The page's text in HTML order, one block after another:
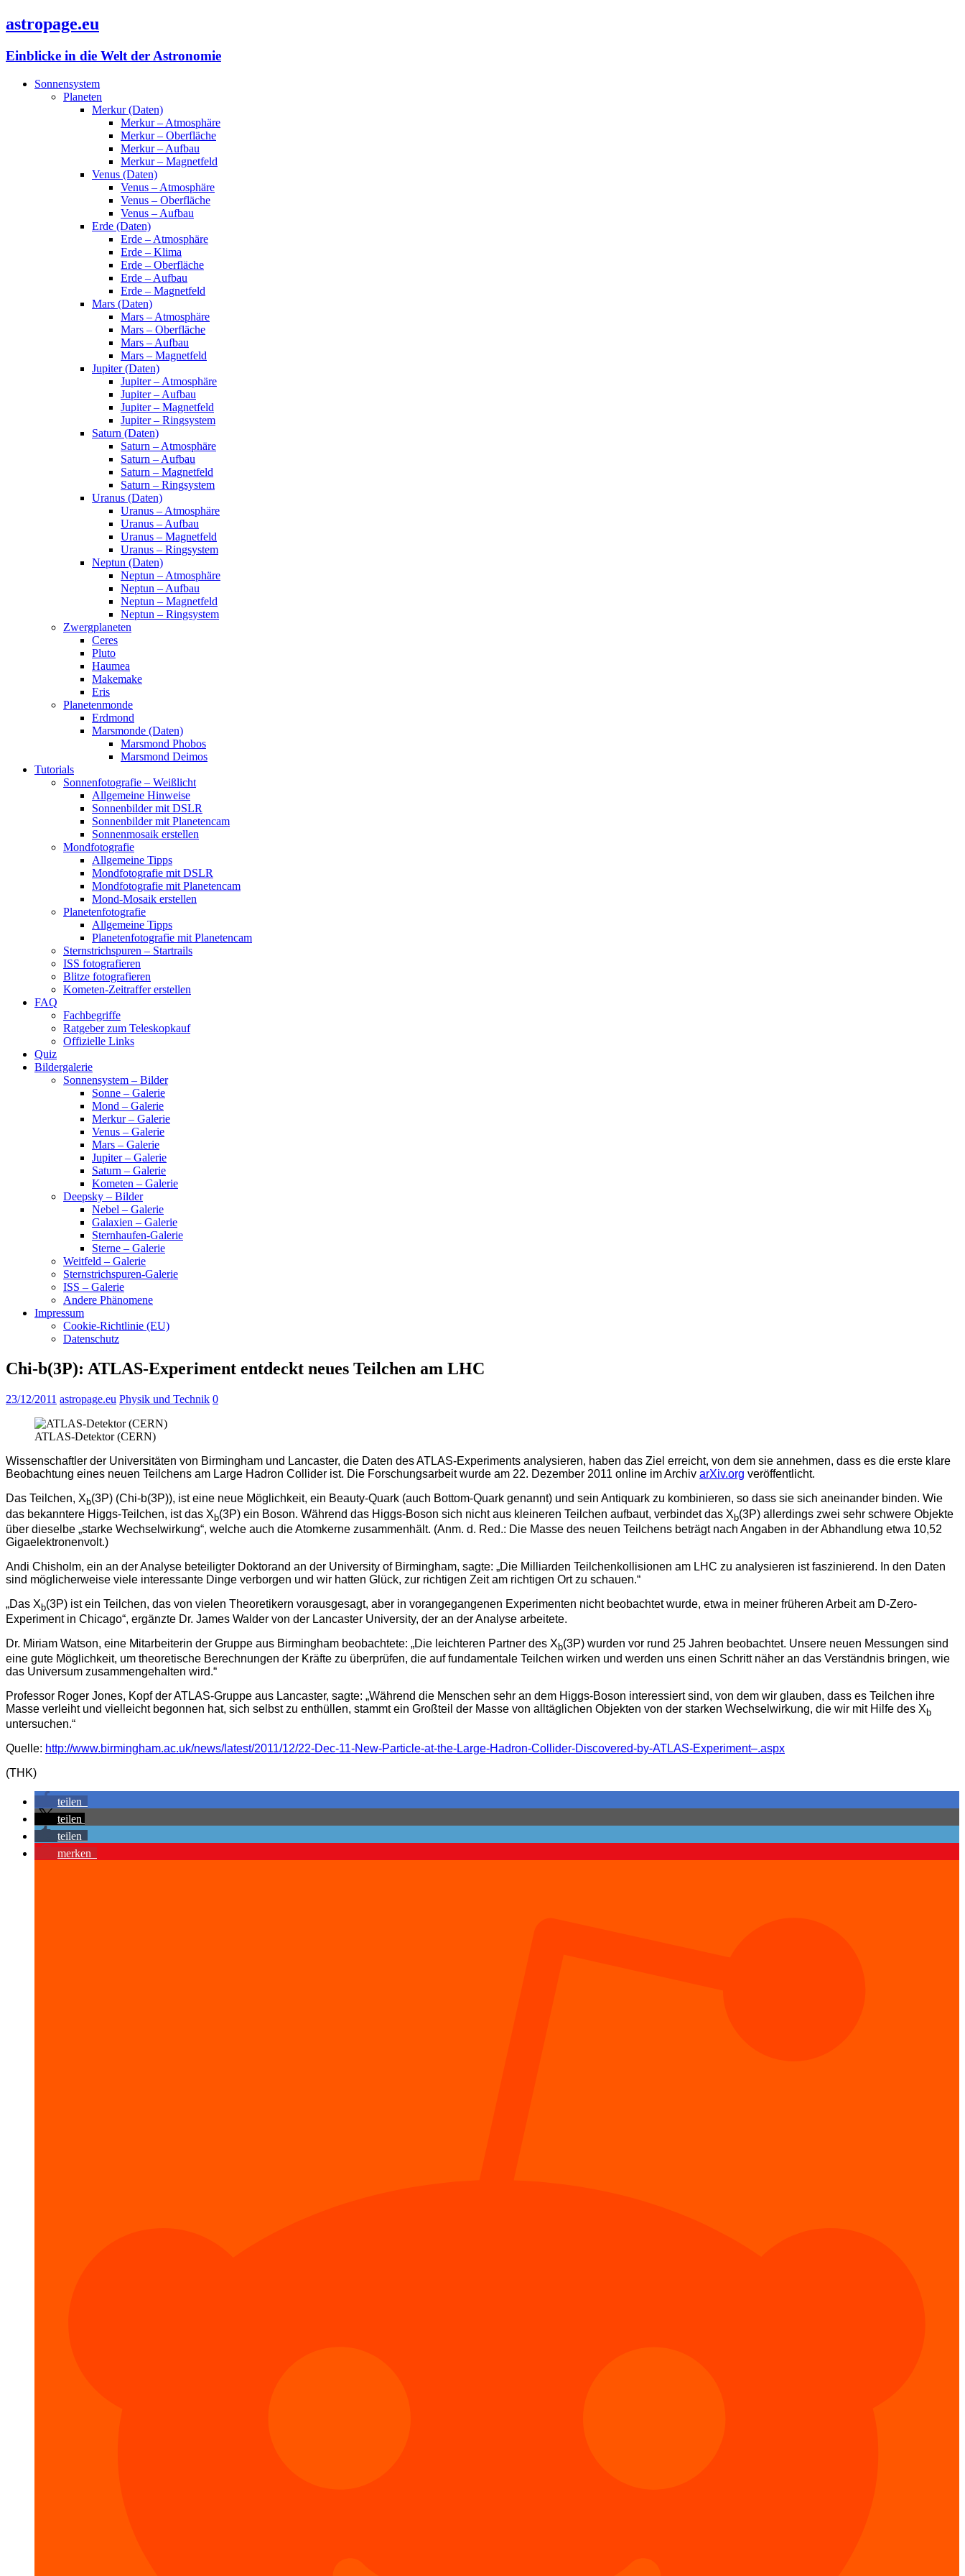
astropage.eu
Einblicke in die Welt der Astronomie
Sonnensystem
Planeten
Merkur (Daten)
Merkur – Atmosphäre
Merkur – Oberfläche
Merkur – Aufbau
Merkur – Magnetfeld
Venus (Daten)
Venus – Atmosphäre
Venus – Oberfläche
Venus – Aufbau
Erde (Daten)
Erde – Atmosphäre
Erde – Klima
Erde – Oberfläche
Erde – Aufbau
Erde – Magnetfeld
Mars (Daten)
Mars – Atmosphäre
Mars – Oberfläche
Mars – Aufbau
Mars – Magnetfeld
Jupiter (Daten)
Jupiter – Atmosphäre
Jupiter – Aufbau
Jupiter – Magnetfeld
Jupiter – Ringsystem
Saturn (Daten)
Saturn – Atmosphäre
Saturn – Aufbau
Saturn – Magnetfeld
Saturn – Ringsystem
Uranus (Daten)
Uranus – Atmosphäre
Uranus – Aufbau
Uranus – Magnetfeld
Uranus – Ringsystem
Neptun (Daten)
Neptun – Atmosphäre
Neptun – Aufbau
Neptun – Magnetfeld
Neptun – Ringsystem
Zwergplaneten
Ceres
Pluto
Haumea
Makemake
Eris
Planetenmonde
Erdmond
Marsmonde (Daten)
Marsmond Phobos
Marsmond Deimos
Tutorials
Sonnenfotografie – Weißlicht
Allgemeine Hinweise
Sonnenbilder mit DSLR
Sonnenbilder mit Planetencam
Sonnenmosaik erstellen
Mondfotografie
Allgemeine Tipps
Mondfotografie mit DSLR
Mondfotografie mit Planetencam
Mond-Mosaik erstellen
Planetenfotografie
Allgemeine Tipps
Planetenfotografie mit Planetencam
Sternstrichspuren – Startrails
ISS fotografieren
Blitze fotografieren
Kometen-Zeitraffer erstellen
FAQ
Fachbegriffe
Ratgeber zum Teleskopkauf
Offizielle Links
Quiz
Bildergalerie
Sonnensystem – Bilder
Sonne – Galerie
Mond – Galerie
Merkur – Galerie
Venus – Galerie
Mars – Galerie
Jupiter – Galerie
Saturn – Galerie
Kometen – Galerie
Deepsky – Bilder
Nebel – Galerie
Galaxien – Galerie
Sternhaufen-Galerie
Sterne – Galerie
Weitfeld – Galerie
Sternstrichspuren-Galerie
ISS – Galerie
Andere Phänomene
Impressum
Cookie-Richtlinie (EU)
Datenschutz
Chi-b(3P): ATLAS-Experiment entdeckt neues Teilchen am LHC
23/12/2011 astropage.eu Physik und Technik 0
ATLAS-Detektor (CERN)
Wissenschaftler der Universitäten von Birmingham und Lancaster, die Daten des ATLAS-Experiments analysieren, haben das Ziel erreicht, von dem sie annehmen, dass es die erste klare
Beobachtung eines neuen Teilchens am Large Hadron Collider ist. Die Forschungsarbeit wurde am 22. Dezember 2011 online im Archiv arXiv.org veröffentlicht.
Das Teilchen, Χ b(3P) (Chi-b(3P)), ist eine neue Möglichkeit, ein Beauty-Quark (auch Bottom-Quark genannt) und sein Antiquark zu kombinieren, so dass sie sich aneinander binden. Wie
das bekanntere Higgs-Teilchen, ist das Χb(3P) ein Boson. Während das Higgs-Boson sich nicht aus kleineren Teilchen aufbaut, verbindet das Χb(3P) allerdings zwei sehr schwere Objekte
über dieselbe „starke Wechselwirkung“, welche auch die Atomkerne zusammenhält. (Anm. d. Red.: Die Masse des neuen Teilchens beträgt nach Angaben in der Abhandlung etwa 10,52
Gigaelektronenvolt.)
Andi Chisholm, ein an der Analyse beteiligter Doktorand an der University of Birmingham, sagte: „Die Milliarden Teilchenkollisionen am LHC zu analysieren ist faszinierend. In den Daten
sind möglicherweise viele interessante Dinge verborgen und wir hatten Glück, zur richtigen Zeit am richtigen Ort zu schauen.“
„Das Χ b(3P) ist ein Teilchen, das von vielen Theoretikern vorausgesagt, aber in vorangegangenen Experimenten nicht beobachtet wurde, etwa in meiner früheren Arbeit am D-Zero-
Experiment in Chicago“, ergänzte Dr. James Walder von der Lancaster University, der an der Analyse arbeitete.
Dr. Miriam Watson, eine Mitarbeiterin der Gruppe aus Birmingham beobachtete: „Die leichteren Partner des Χ b(3P) wurden vor rund 25 Jahren beobachtet. Unsere neuen Messungen sind
eine gute Möglichkeit, um theoretische Berechnungen der Kräfte zu überprüfen, die auf fundamentale Teilchen wirken und werden uns einen Schritt näher an das Verständnis bringen, wie
das Universum zusammengehalten wird.“
Professor Roger Jones, Kopf der ATLAS-Gruppe aus Lancaster, sagte: „Während die Menschen sehr an dem Higgs-Boson interessiert sind, von dem wir glauben, dass es Teilchen ihre
Masse verleiht und vielleicht begonnen hat, sich selbst zu enthüllen, stammt ein Großteil der Masse von alltäglichen Objekten von der starken Wechselwirkung, die wir mit Hilfe des Χ b
untersuchen.“
Quelle: http://www.birmingham.ac.uk/news/latest/2011/12/22-Dec-11-New-Particle-at-the-Large-Hadron-Collider-Discovered-by-ATLAS-Experiment–.aspx
(THK)
teilen
teilen
teilen
merken